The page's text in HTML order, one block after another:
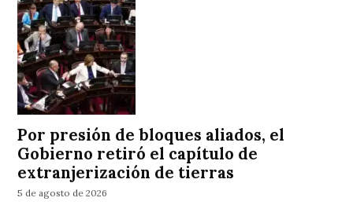
Por presión de bloques aliados, el
Gobierno retiró el capítulo de
extranjerización de tierras
5 de agosto de 2026